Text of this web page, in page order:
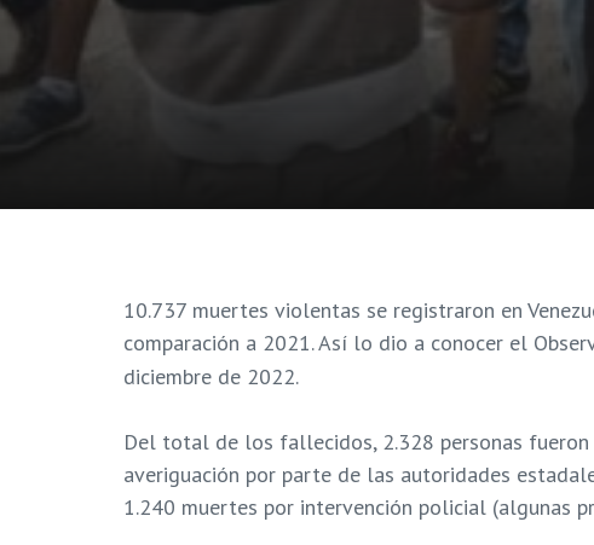
10.737 muertes violentas se registraron en
comparación a 2021. Así lo dio a conocer el
diciembre de 2022.
Del total de los fallecidos, 2.328 personas fueron
averiguación por parte de las autoridades
1.240 muertes por intervención policial (algunas